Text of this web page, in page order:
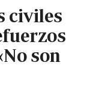
civiles
son